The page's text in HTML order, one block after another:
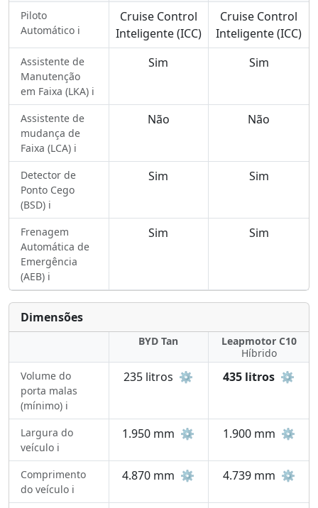
Piloto
Automático ℹ️
Cruise Control
Inteligente (ICC)
Cruise Control
Inteligente (ICC)
Assistente de
Manutenção
em Faixa (LKA) ℹ️
Sim Sim
Assistente de
mudança de
Faixa (LCA) ℹ️
Não Não
Detector de
Ponto Cego
(BSD) ℹ️
Sim Sim
Frenagem
Automática de
Emergência
(AEB) ℹ️
Sim Sim
Dimensões
BYD Tan
Leapmotor C10
Híbrido
Volume do
porta malas
(mínimo) ℹ️
235 litros ⚙️ 435 litros ⚙️
Largura do
veículo ℹ️
1.950 mm ⚙️ 1.900 mm ⚙️
Comprimento
do veículo ℹ️
4.870 mm ⚙️ 4.739 mm ⚙️